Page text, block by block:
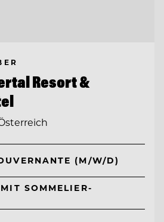
Resort &
(M/W/D)
SOMMELIER-